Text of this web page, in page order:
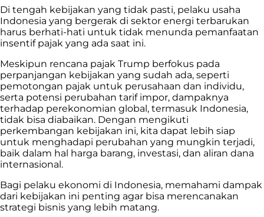
Di tengah kebijakan yang tidak pasti, pelaku usaha
Indonesia yang bergerak di sektor energi terbarukan
harus berhati-hati untuk tidak menunda pemanfaatan
insentif pajak yang ada saat ini.
Meskipun rencana pajak Trump berfokus pada
perpanjangan kebijakan yang sudah ada, seperti
pemotongan pajak untuk perusahaan dan individu,
serta potensi perubahan tarif impor, dampaknya
terhadap perekonomian global, termasuk Indonesia,
tidak bisa diabaikan. Dengan mengikuti
perkembangan kebijakan ini, kita dapat lebih siap
untuk menghadapi perubahan yang mungkin terjadi,
baik dalam hal harga barang, investasi, dan aliran dana
internasional.
Bagi pelaku ekonomi di Indonesia, memahami dampak
dari kebijakan ini penting agar bisa merencanakan
strategi bisnis yang lebih matang.